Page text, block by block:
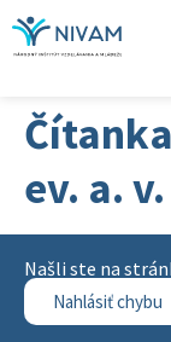
ev. a.
Našli ste na
Nahlásiť chybu